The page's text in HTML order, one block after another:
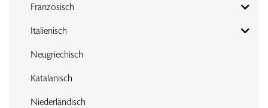
Französisch
Italienisch
Neugriechisch
Katalanisch
Niederländisch